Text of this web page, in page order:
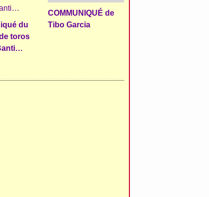
du
toros
COMMUNIQUÉ de
Tibo Garcia